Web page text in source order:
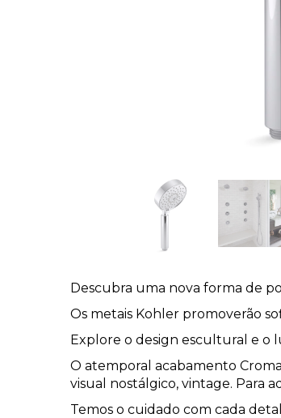
Descubra uma nova forma de
Os metais Kohler promoverão
Explore o design escultural e o
O atemporal acabamento
visual nostálgico, vintage. Para
Temos o cuidado com cada